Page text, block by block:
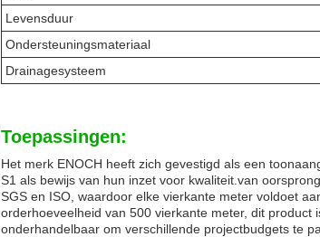
Levensduur
Ondersteuningsmateriaal
Drainagesysteem
Toepassingen:
Het merk ENOCH heeft zich gevestigd als een
S1 als bewijs van hun inzet voor kwaliteit.van
SGS en ISO, waardoor elke vierkante meter voldoet
orderhoeveelheid van 500 vierkante meter, dit
onderhandelbaar om verschillende projectbudgets te